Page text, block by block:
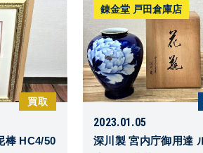
買取
棒 HC4/50
錬金堂 戸田倉庫店
2023.01.05
深川製 宮内庁御用達